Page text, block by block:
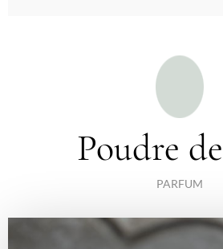
Poudre
PARFUM